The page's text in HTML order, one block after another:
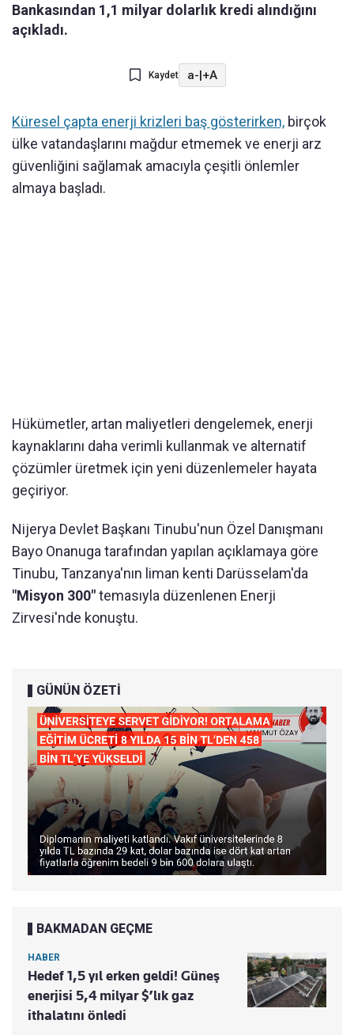
Bankasından 1,1 milyar dolarlık kredi alındığını
açıkladı.
Kaydet a-|+A
Küresel çapta enerji krizleri baş gösterirken, birçok
ülke vatandaşlarını mağdur etmemek ve enerji arz
güvenliğini sağlamak amacıyla çeşitli önlemler
almaya başladı.
Hükümetler, artan maliyetleri dengelemek, enerji
kaynaklarını daha verimli kullanmak ve alternatif
çözümler üretmek için yeni düzenlemeler hayata
geçiriyor.
Nijerya Devlet Başkanı Tinubu'nun Özel Danışmanı
Bayo Onanuga tarafından yapılan açıklamaya göre
Tinubu, Tanzanya'nın liman kenti Darüsselam'da
"Misyon 300"temasıyla düzenlenen Enerji
Zirvesi'nde konuştu.
GÜNÜN ÖZETİ
BAKMADAN GEÇME
HABER
Hedef 1,5 yıl erken geldi! Güneş
enerjisi 5,4 milyar $’lık gaz
ithalatını önledi